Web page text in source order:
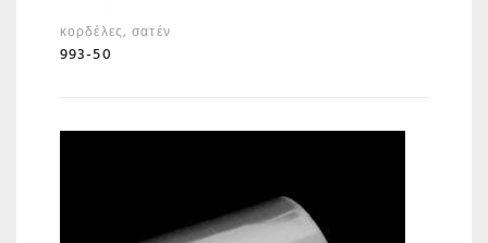
κορδέλες,σατέν
993-50